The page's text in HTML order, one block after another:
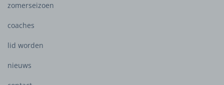
zomerseizoen
coaches
lid worden
nieuws